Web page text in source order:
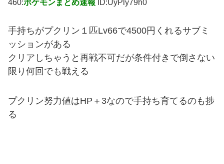
460:ポケモンまとめ速報 ID:UyPly79h0
手持ちがプクリン１匹Lv66で4500円くれるサブミ
ッションがある
クリアしちゃうと再戦不可だが条件付きで倒さない
限り何回でも戦える
プクリン努力値はHP＋3なので手持ち育てるのも捗
る